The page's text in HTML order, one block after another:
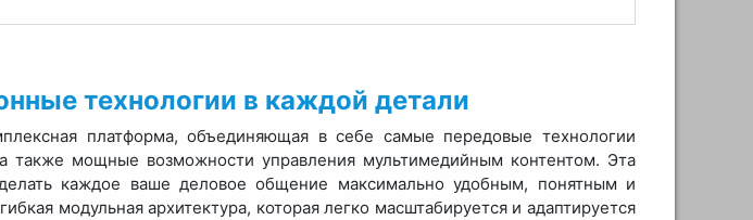
технологии в каждой детали
платформа, объединяющая в себе самые передовые технологии
также мощные возможности управления мультимедийным контентом. Эта
каждое ваше деловое общение максимально удобным, понятным и
модульная архитектура, которая легко масштабируется и адаптируется